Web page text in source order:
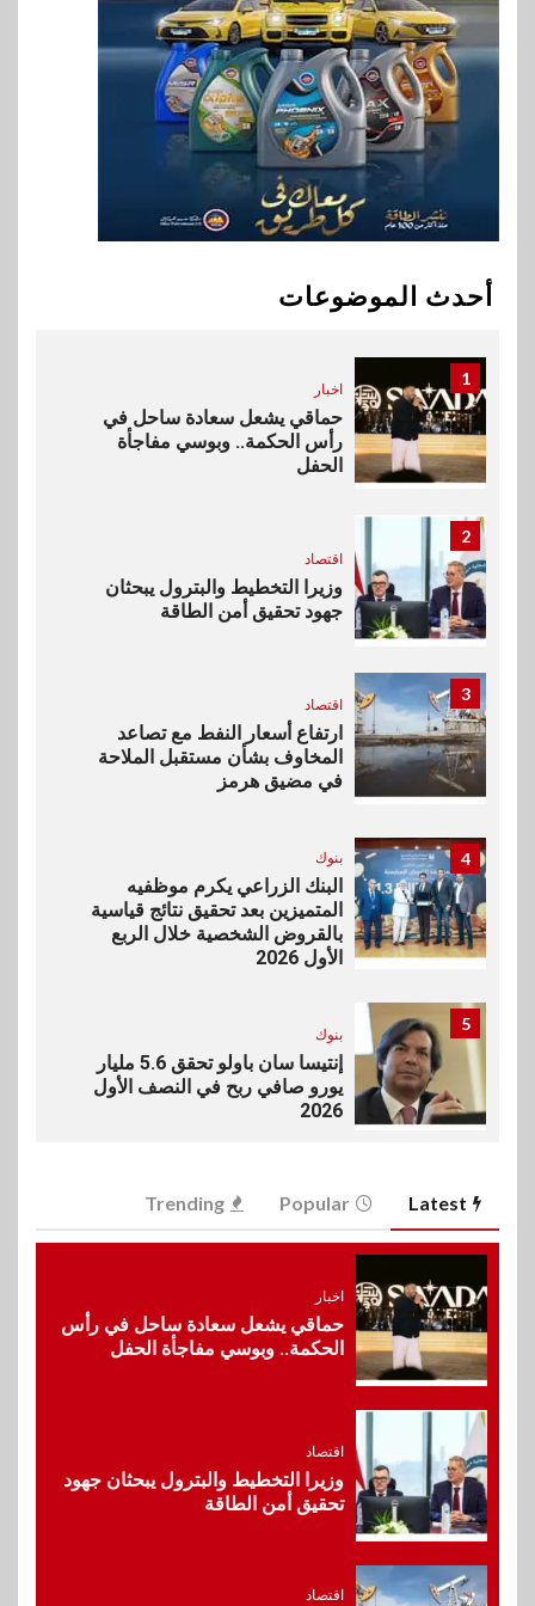
أحدث الموضوعات
9 اخبار
فيكسد مصر و”حلول” تتشاركان
في تطوير أول منصة للسياحة
الصحية في مصر والشرق الأوسط
وأفريقيا Tour4Cure
سوق وصلة
جهازًا مثاليًا للشباب
1
اخبار
حماقي يشعل سعادة ساحل في
رأس الحكمة.. وبوسي مفاجأة
الحفل
2
اقتصاد
وزيرا التخطيط والبترول يبحثان
جهود تحقيق أمن الطاقة
3
اقتصاد
ارتفاع أسعار النفط مع تصاعد
المخاوف بشأن مستقبل الملاحة
في مضيق هرمز
4 بنوك
البنك الزراعي يكرم موظفيه
المتميزين بعد تحقيق نتائج قياسية
بالقروض الشخصية خلال الربع
الأول 2026
5
بنوك
إنتيسا سان باولو تحقق 5.6 مليار
يورو صافي ربح في النصف الأول
2026
غرفة القاهرة تنظم ندوة إلكترونية
لدعم الصادرات وتحقيق
7
بنوك
8
بنوك
للنمو والتوسع
Latest
Popular
Trending
اخبار
حماقي يشعل سعادة ساحل في رأس
الحكمة.. وبوسي مفاجأة الحفل
اقتصاد
وزيرا التخطيط والبترول يبحثان جهود
تحقيق أمن الطاقة
اقتصاد